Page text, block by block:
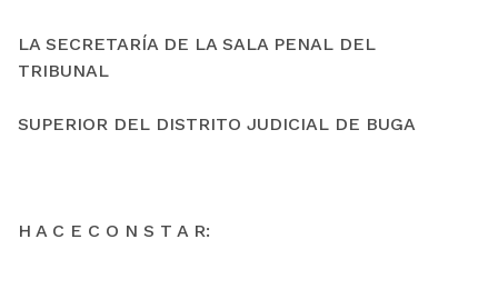
LA SECRETARÍA DE LA SALA PENAL DEL
TRIBUNAL
SUPERIOR DEL DISTRITO JUDICIAL DE BUGA
H A C E C O N S T A R: